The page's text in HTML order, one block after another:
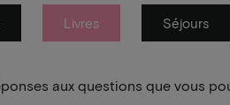
Livres Séjours
aux questions que vous